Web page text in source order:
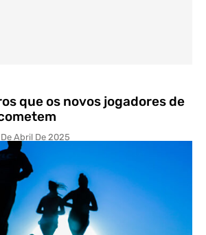
que os novos jogadores de
Abril De 2025